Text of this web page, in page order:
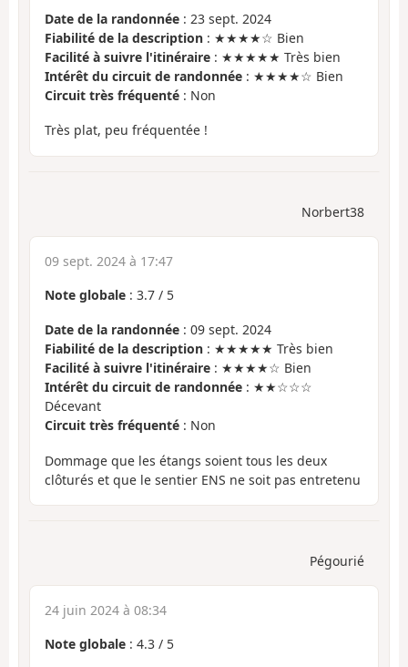
Date de la randonnée : 23 sept. 2024
Fiabilité de la description : ★★★★☆ Bien
Facilité à suivre l'itinéraire : ★★★★★ Très bien
Intérêt du circuit de randonnée : ★★★★☆ Bien
Circuit très fréquenté : Non
Très plat, peu fréquentée !
Norbert38
09 sept. 2024 à 17:47
Note globale : 3.7 / 5
Date de la randonnée : 09 sept. 2024
Fiabilité de la description : ★★★★★ Très bien
Facilité à suivre l'itinéraire : ★★★★☆ Bien
Intérêt du circuit de randonnée : ★★☆☆☆
Décevant
Circuit très fréquenté : Non
Dommage que les étangs soient tous les deux
clôturés et que le sentier ENS ne soit pas entretenu
Pégourié
24 juin 2024 à 08:34
Note globale : 4.3 / 5